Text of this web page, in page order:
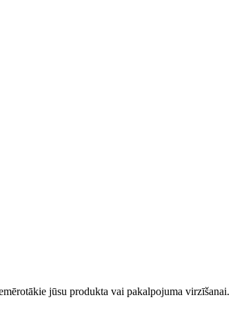
jūsu produkta vai pakalpojuma virzīšanai.